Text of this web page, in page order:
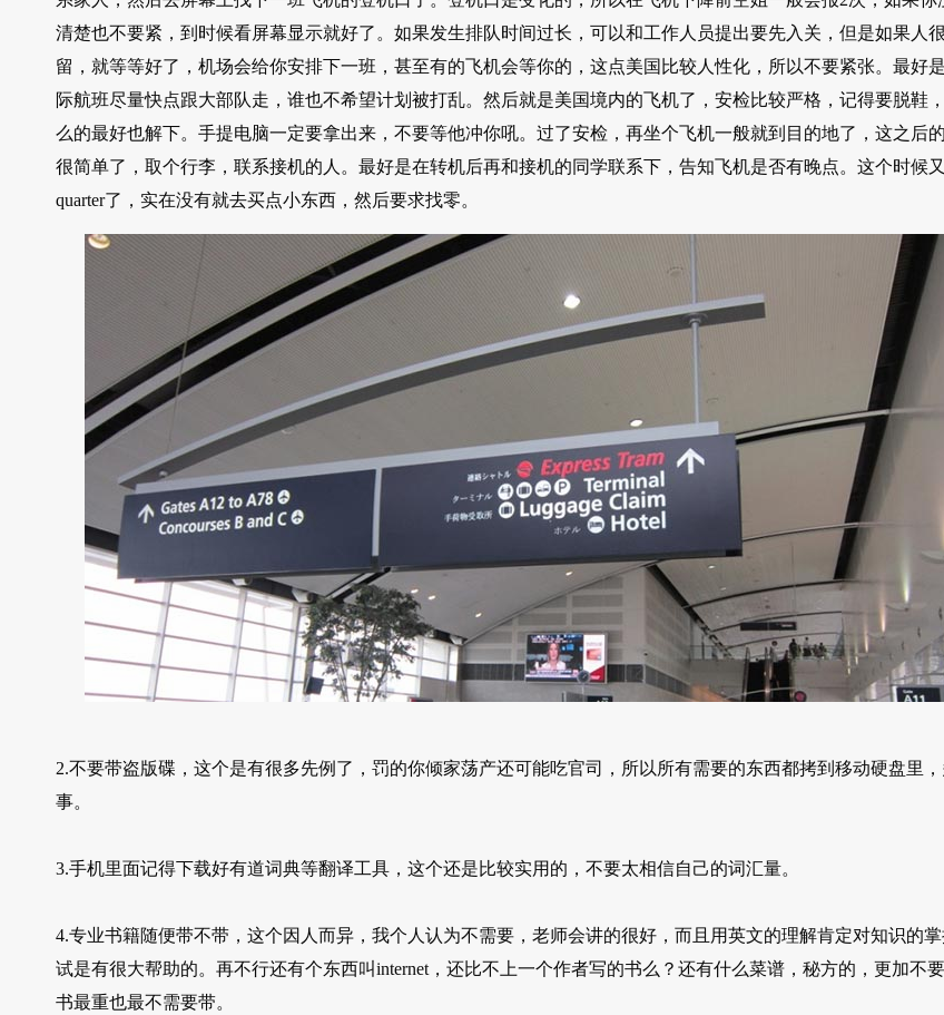
清楚也不要紧，到时候看屏幕显示就好了。如果发生排队时间过长，可以和工作人员提出要先入关，但是如果人
留，就等等好了，机场会给你安排下一班，甚至有的飞机会等你的，这点美国比较人性化，所以不要紧张。最好
际航班尽量快点跟大部队走，谁也不希望计划被打乱。然后就是美国境内的飞机了，安检比较严格，记得要脱鞋
么的最好也解下。手提电脑一定要拿出来，不要等他冲你吼。过了安检，再坐个飞机一般就到目的地了，这之后
很简单了，取个行李，联系接机的人。最好是在转机后再和接机的同学联系下，告知飞机是否有晚点。这个时候
quarter了，实在没有就去买点小东西，然后要求找零。
2.不要带盗版碟，这个是有很多先例了，罚的你倾家荡产还可能吃官司，所以所有需要的东西都拷到移动硬盘里
事。
3.手机里面记得下载好有道词典等翻译工具，这个还是比较实用的，不要太相信自己的词汇量。
4.专业书籍随便带不带，这个因人而异，我个人认为不需要，老师会讲的很好，而且用英文的理解肯定对知识的
试是有很大帮助的。再不行还有个东西叫internet，还比不上一个作者写的书么？还有什么菜谱，秘方的，更加不要
书最重也最不需要带。